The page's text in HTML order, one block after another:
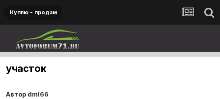
Куплю - продам
участок
Автор dml66